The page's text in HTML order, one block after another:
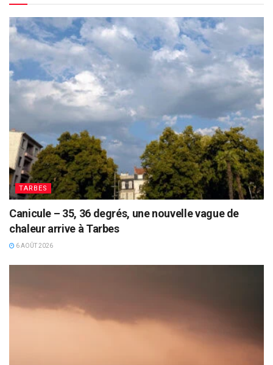
TARBES
Canicule – 35, 36 degrés, une nouvelle vague de
chaleur arrive à Tarbes
6 AOÛT 2026